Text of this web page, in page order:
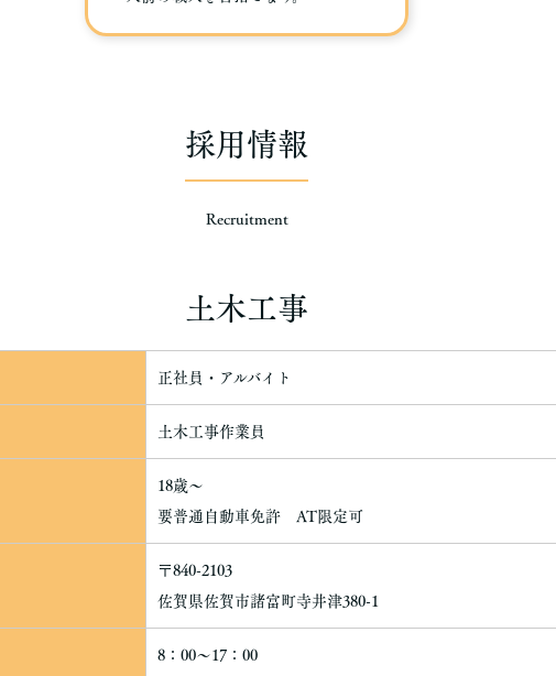
採用情報
Recruitment
土木工事
正社員・アルバイト
土木工事作業員
18歳～
要普通自動車免許 AT限定可
〒840-2103
佐賀県佐賀市諸富町寺井津380-1
8：00～17：00